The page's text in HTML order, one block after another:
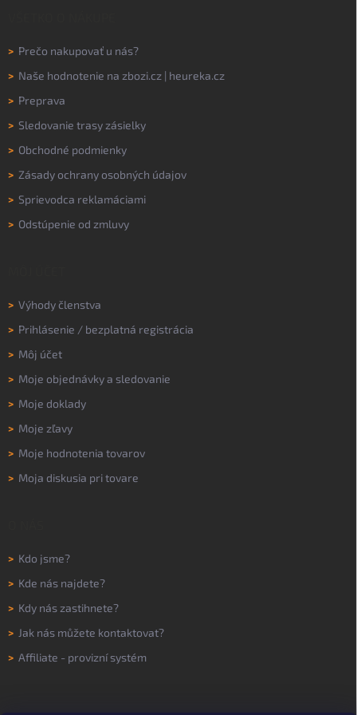
> Prečo nakupovať u nás?
> Naše hodnotenie na zbozi.cz | heureka.cz
> Preprava
> Sledovanie trasy zásielky
> Obchodné podmienky
> Zásady ochrany osobných údajov
> Sprievodca reklamáciami
> Odstúpenie od zmluvy
> Výhody členstva
> Prihlásenie / bezplatná registrácia
> Môj účet
> Moje objednávky a sledovanie
> Moje doklady
> Moje zľavy
> Moje hodnotenia tovarov
> Moja diskusia pri tovare
> Kdo jsme?
> Kde nás najdete?
> Kdy nás zastihnete?
> Jak nás můžete kontaktovat?
> Affiliate - provizní systém